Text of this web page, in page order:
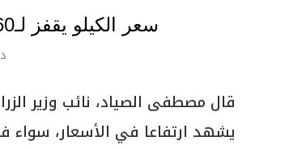
سعر الكيلو يقفز لـ160 جنيهًا.. ما أسباب ارتفاع أسعار اللحوم؟
قال مصطفى الصياد، نائب وزير
يشهد ارتفاعا في الأسعار، سواء